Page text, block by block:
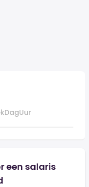
DagUur
een salaris